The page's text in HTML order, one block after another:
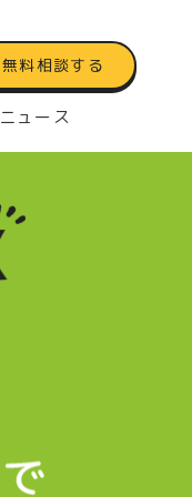
無料相談する
ニュース